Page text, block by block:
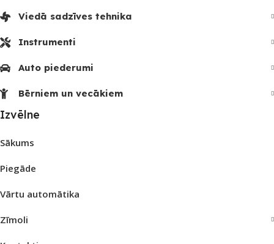
Viedā sadzīves tehnika
Instrumenti
Auto piederumi
Bērniem un vecākiem
Izvēlne
Sākums
Piegāde
Vārtu automātika
Zīmoli